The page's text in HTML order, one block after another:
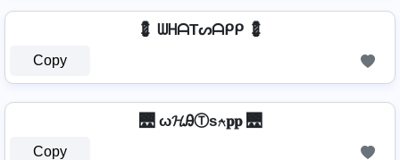
💈 ᗯᕼᗩTᔕᗩᑭᑭ 💈
Copy
🌉 ω𝓗ᎯⓉѕ⍲𝐩𝐩 🌉
Copy